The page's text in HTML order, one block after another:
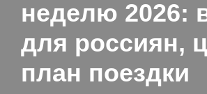
неделю 2026:
для россиян,
план поездки